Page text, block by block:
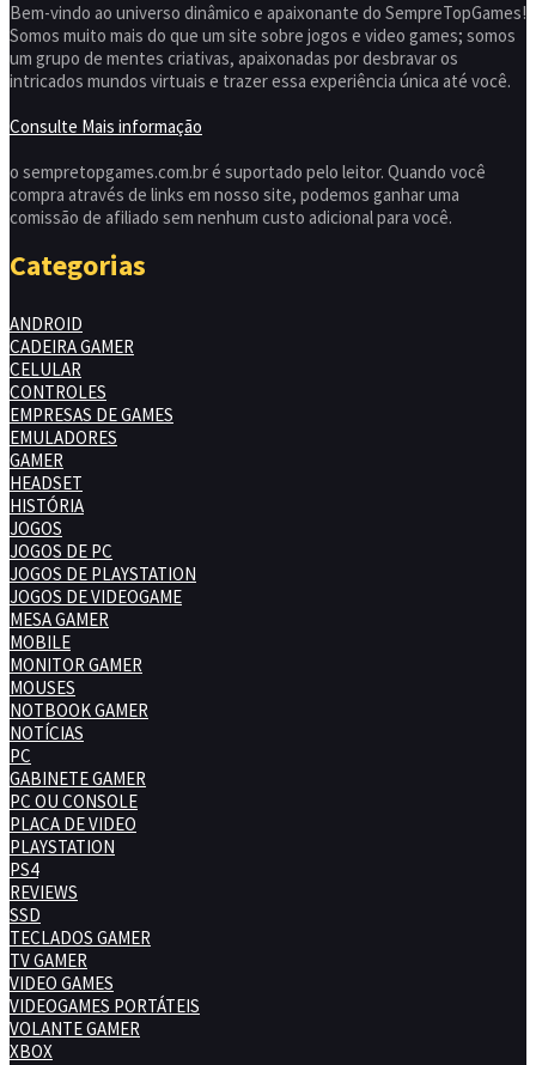
Bem-vindo ao universo dinâmico e apaixonante do SempreTopGames!
Somos muito mais do que um site sobre jogos e video games; somos
um grupo de mentes criativas, apaixonadas por desbravar os
intricados mundos virtuais e trazer essa experiência única até você.
Consulte Mais informação
o sempretopgames.com.br é suportado pelo leitor. Quando você
compra através de links em nosso site, podemos ganhar uma
comissão de afiliado sem nenhum custo adicional para você.
Categorias
ANDROID
CADEIRA GAMER
CELULAR
CONTROLES
EMPRESAS DE GAMES
EMULADORES
GAMER
HEADSET
HISTÓRIA
JOGOS
JOGOS DE PC
JOGOS DE PLAYSTATION
JOGOS DE VIDEOGAME
MESA GAMER
MOBILE
MONITOR GAMER
MOUSES
NOTBOOK GAMER
NOTÍCIAS
PC
GABINETE GAMER
PC OU CONSOLE
PLACA DE VIDEO
PLAYSTATION
PS4
REVIEWS
SSD
TECLADOS GAMER
TV GAMER
VIDEO GAMES
VIDEOGAMES PORTÁTEIS
VOLANTE GAMER
XBOX